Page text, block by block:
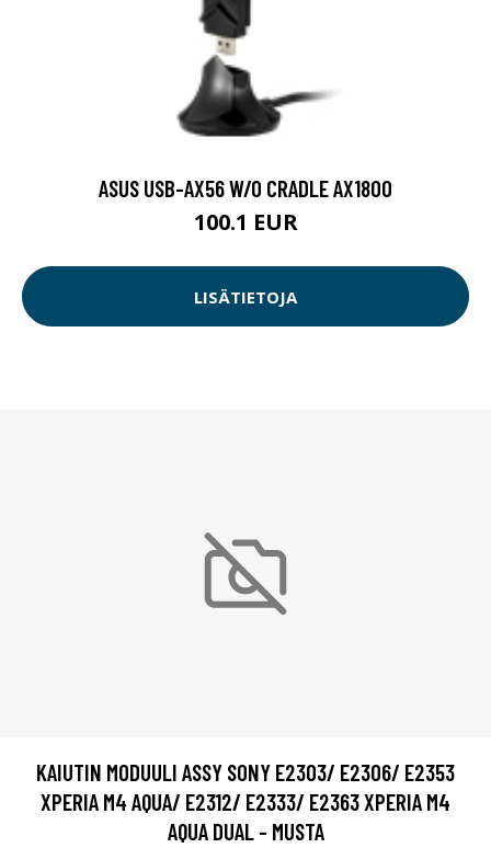
ASUS USB-AX56 W/O CRADLE AX1800
100.1 EUR
LISÄTIETOJA
KAIUTIN MODUULI ASSY SONY E2303/ E2306/ E2353
XPERIA M4 AQUA/ E2312/ E2333/ E2363 XPERIA M4
AQUA DUAL - MUSTA